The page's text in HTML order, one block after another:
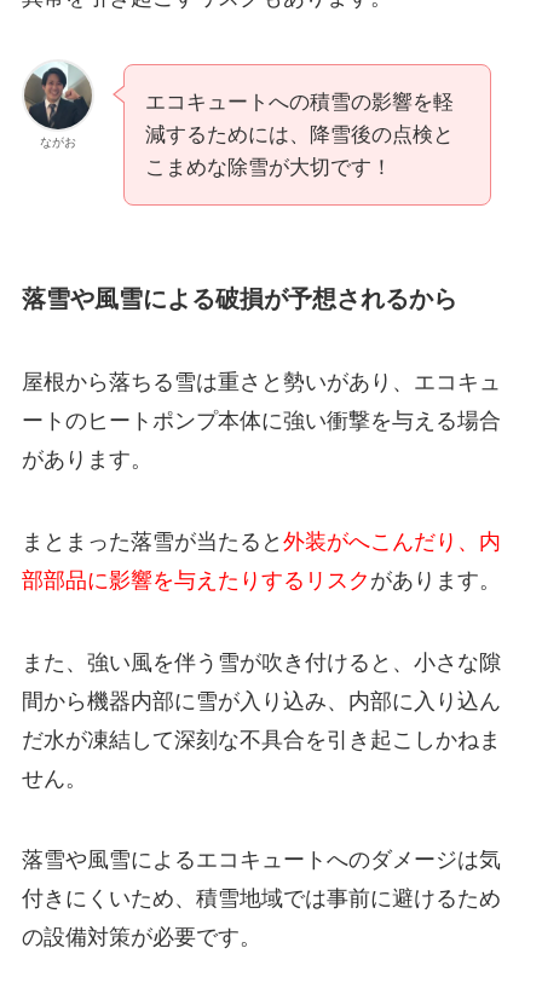
ながお
エコキュートへの積雪の影響を軽
減するためには、降雪後の点検と
こまめな除雪が大切です！
落雪や風雪による破損が予想されるから
屋根から落ちる雪は重さと勢いがあり、エコキュ
ートのヒートポンプ本体に強い衝撃を与える場合
があります。
まとまった落雪が当たると 外装がへこんだり、内
部部品に影響を与えたりするリスク があります。
また、強い風を伴う雪が吹き付けると、小さな隙
間から機器内部に雪が入り込み、内部に入り込ん
だ水が凍結して深刻な不具合を引き起こしかねま
せん。
落雪や風雪によるエコキュートへのダメージは気
付きにくいため、積雪地域では事前に避けるため
の設備対策が必要です。